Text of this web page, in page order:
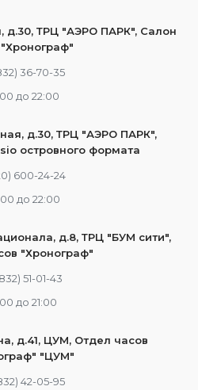
д.30, ТРЦ "АЭРО ПАРК", Салон
36-70-35
до 22:00
д.30, ТРЦ "АЭРО ПАРК",
островного формата
600-24-24
до 22:00
д.8, ТРЦ "БУМ сити",
"Хронограф"
51-01-43
до 21:00
д.41, ЦУМ, Отдел часов
"ЦУМ"
42-05-95